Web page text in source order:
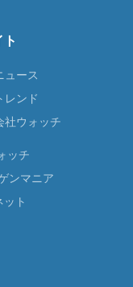
ュース
レンド
社ウォッチ
ッチ
ンマニア
ト